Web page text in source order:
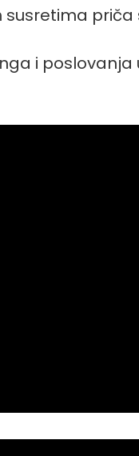
i poslovanja